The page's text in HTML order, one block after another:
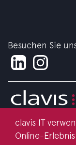
Besuchen Sie
Impressum
clavis IT
Online-